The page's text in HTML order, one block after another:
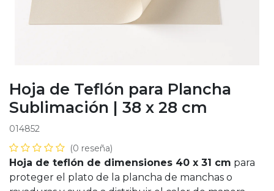
Hoja de Teflón para Plancha
Sublimación | 38 x 28 cm
014852
(0 reseña)
Hoja de teflón de dimensiones 40 x 31 cm para
proteger el plato de la plancha de manchas o